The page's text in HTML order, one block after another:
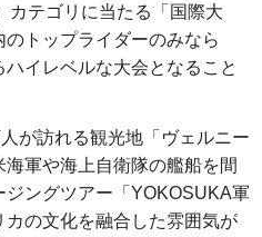
カテゴリに当たる「国際大
トップライダーのみなら
イレベルな大会となること
が訪れる観光地「ヴェルニー
軍や海上自衛隊の艦船を間
ングツアー「YOKOSUKA軍
の文化を融合した雰囲気が